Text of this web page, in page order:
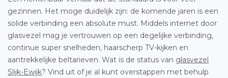
gezinnen. Het moge duidelijk zijn: de komende jaren is een
solide verbinding een absolute must. Middels internet door
glasvezel mag je vertrouwen op een degelijke verbinding,
continue super snelheden, haarscherp TV-kijken en
aantrekkelijke beltarieven. Wat is de status van glasvezel
Slijk-Ewijk? Vind uit of je al kunt overstappen met behulp